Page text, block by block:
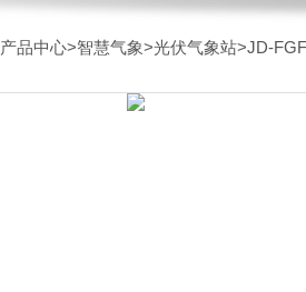
产品中心>智慧气象>光伏气象站>JD-